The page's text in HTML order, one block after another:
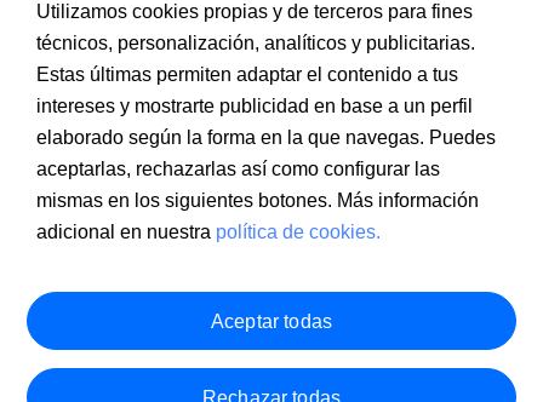
Información a clientesPSD2
MIFIDDocumentación PRIIPS
Aviso legalPolítica de cookies
Seguridad Atención al cliente
Utilizamos cookies propias y de terceros para fines
técnicos, personalización, analíticos y publicitarias.
Estas últimas permiten adaptar el contenido a tus
intereses y mostrarte publicidad en base a un perfil
elaborado según la forma en la que navegas. Puedes
aceptarlas, rechazarlas así como configurar las
mismas en los siguientes botones. Más información
adicional en nuestra política de cookies.
Rechazar todas
Aceptar todas